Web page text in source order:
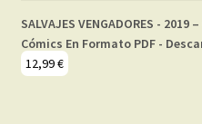
SALVAJES VENGADORES -
Cómics En Formato PDF -
12,99€